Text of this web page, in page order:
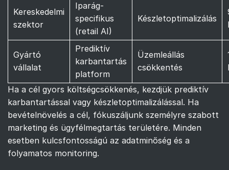
Kereskedelmi
szektor
Iparág-
specifikus
(retail AI)
Készletoptimalizálás
Gyártó
vállalat
Prediktív
karbantartás
platform
Üzemleállás
csökkentés
Ha a cél gyors költségcsökkenés, kezdjük prediktív
karbantartással vagy készletoptimalizálással. Ha
bevételnövelés a cél, fókuszáljunk személyre szabott
marketing és ügyfélmegtartás területére. Minden
esetben kulcsfontosságú az adatminőség és a
folyamatos monitoring.